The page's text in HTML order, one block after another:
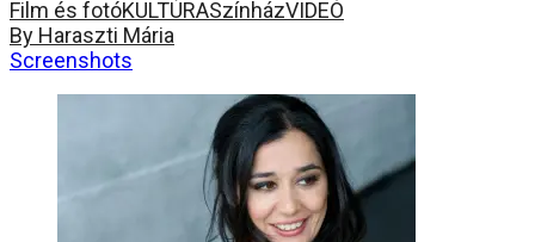
Film és fotóKULTÚRASzínházVIDEÓ
By Haraszti Mária
Screenshots